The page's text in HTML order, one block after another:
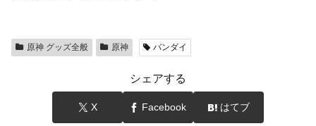
原神 グッズ全般 原神 バンダイ
シェアする
X Facebook はてブ